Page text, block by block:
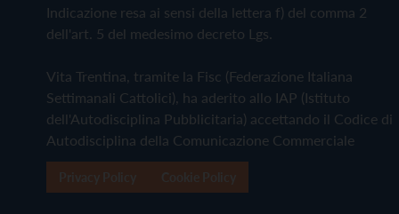
Indicazione resa ai sensi della lettera f) del comma 2
dell'art. 5 del medesimo decreto Lgs.
Vita Trentina, tramite la Fisc (Federazione Italiana
Settimanali Cattolici), ha aderito allo IAP (Istituto
dell'Autodisciplina Pubblicitaria) accettando il Codice di
Autodisciplina della Comunicazione Commerciale